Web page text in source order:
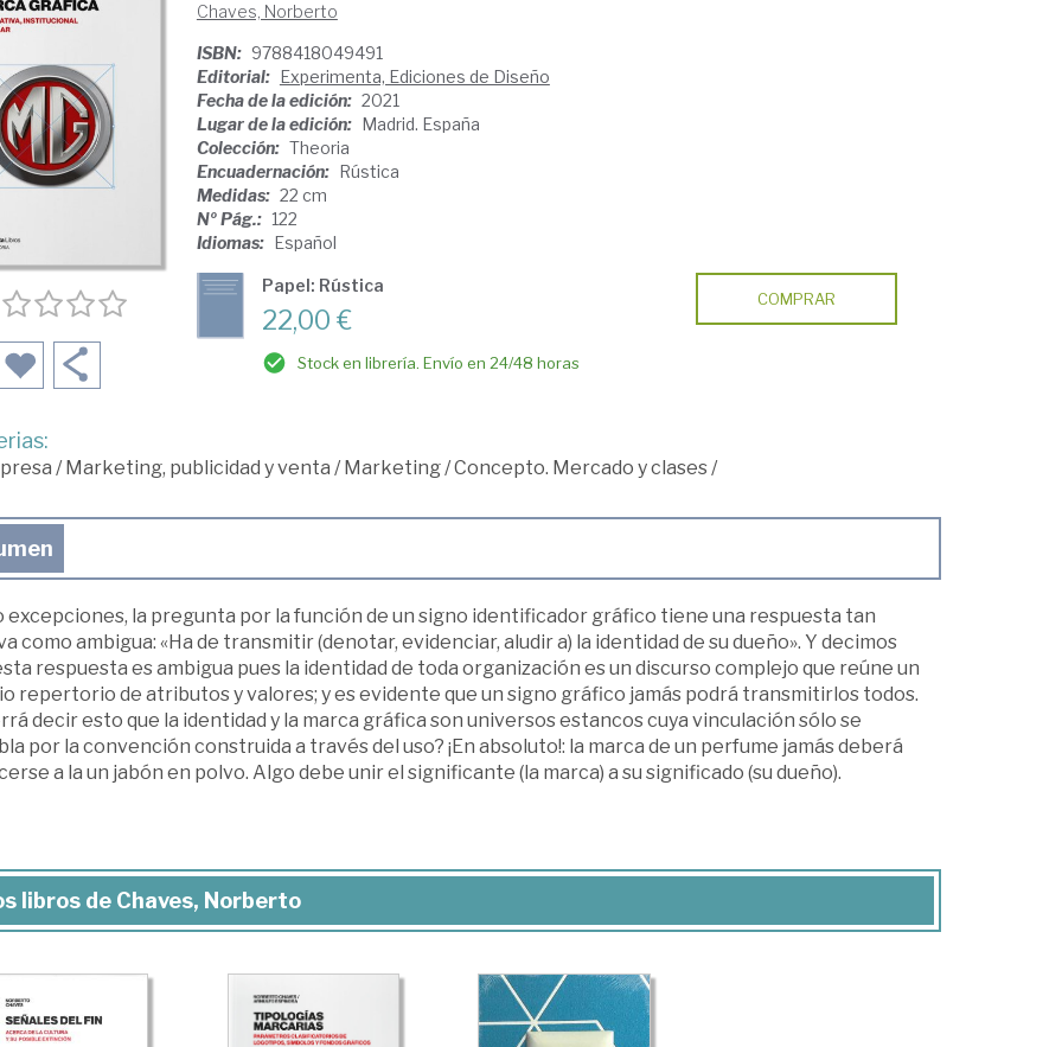
Chaves, Norberto
ISBN: 9788418049491
Editorial: Experimenta, Ediciones de Diseño
Fecha de la edición: 2021
Lugar de la edición: Madrid. España
Colección: Theoria
Encuadernación: Rústica
Medidas: 22 cm
Nº Pág.: 122
Idiomas: Español
Papel: Rústica
22,00 €
Stock en librería. Envío en 24/48 horas
COMPRAR
/ Marketing, publicidad y venta / Marketing/Concepto. Mercado y clases/
excepciones, la pregunta por la función de un signo identificador gráfico tiene una respuesta tan
como ambigua: «Ha de transmitir (denotar, evidenciar, aludir a) la identidad de su dueño». Y decimos
respuesta es ambigua pues la identidad de toda organización es un discurso complejo que reúne un
repertorio de atributos y valores; y es evidente que un signo gráfico jamás podrá transmitirlos todos.
decir esto que la identidad y la marca gráfica son universos estancos cuya vinculación sólo se
por la convención construida a través del uso? ¡En absoluto!: la marca de un perfume jamás deberá
a la un jabón en polvo. Algo debe unir el significante (la marca) a su significado (su dueño).
libros de Chaves, Norberto